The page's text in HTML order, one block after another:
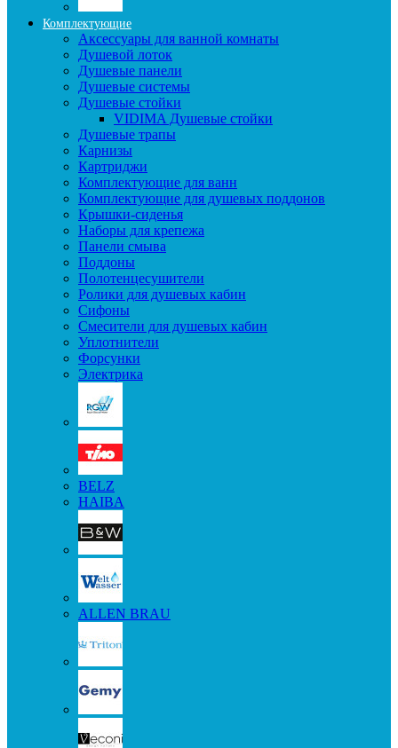
Комплектующие
Аксессуары для ванной комнаты
Душевой лоток
Душевые панели
Душевые системы
Душевые стойки
VIDIMA Душевые стойки
Душевые трапы
Карнизы
Картриджи
Комплектующие для ванн
Комплектующие для душевых поддонов
Крышки-сиденья
Наборы для крепежа
Панели смыва
Поддоны
Полотенцесушители
Ролики для душевых кабин
Сифоны
Смесители для душевых кабин
Уплотнители
Форсунки
Электрика
BELZ
HAIBA
ALLEN BRAU